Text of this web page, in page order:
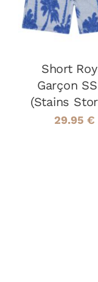
A
DÉTAILS
Short
Garçon
(Stains
29.95 €